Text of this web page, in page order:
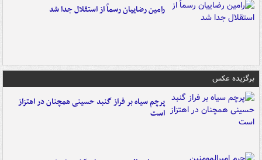
رامین رضاییان رسماً از استقلال جدا شد
برگزیده عکس
پرچم سیاه بر فراز گنبد حسینی همچنان در اهتزاز
است